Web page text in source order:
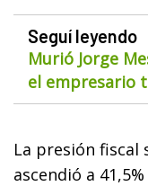
Seguí leyendo
Murió Jorge
el empresario
La presión fiscal
ascendió a